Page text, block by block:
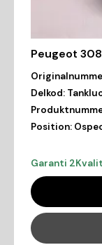
Peugeot
Delkod:
Position:
Garanti 2